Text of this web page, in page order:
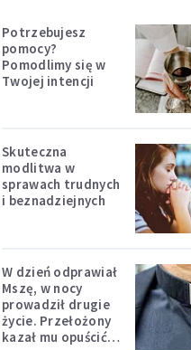
Potrzebujesz
pomocy?
Pomodlimy się w
Twojej intencji
Skuteczna
modlitwa w
sprawach trudnych
i beznadziejnych
W dzień odprawiał
Mszę, w nocy
prowadził drugie
życie. Przełożony
kazał mu opuścić